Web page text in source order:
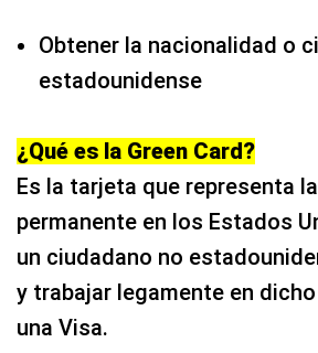
Obtener la nacionalidad o
estadounidense
¿Qué es la Green Card?
Es la tarjeta que representa
permanente en los Estados
un ciudadano no
y trabajar legamente en
una Visa.